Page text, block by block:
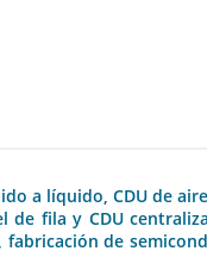
a líquido, CDU de
fila y CDU
de